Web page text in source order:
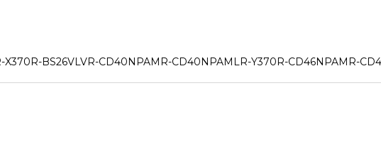
X370R-BS26VLVR-CD40NPAMR-CD40NPAMLR-Y370R-CD46NPAMR-